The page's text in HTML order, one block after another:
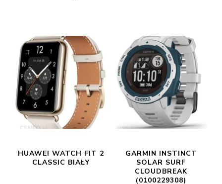
HUAWEI WATCH FIT 2
CLASSIC BIAŁY
GARMIN INSTINCT
SOLAR SURF
CLOUDBREAK
(0100229308)